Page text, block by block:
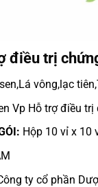
điều trị
vông,lạc
Vp Hỗ trợ điều
Hộp 10 vỉ x 10
ty cổ phần